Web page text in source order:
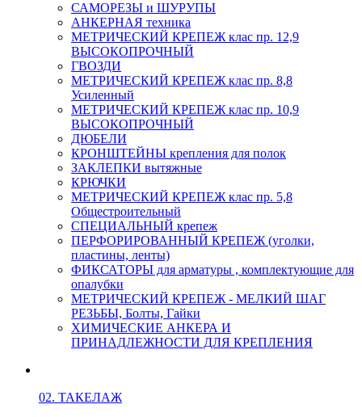
САМОРЕЗЫ и ШУРУПЫ
АНКЕРНАЯ техника
МЕТРИЧЕСКИЙ КРЕПЕЖ клас пр. 12,9
ВЫСОКОПРОЧНЫЙ
ГВОЗДИ
МЕТРИЧЕСКИЙ КРЕПЕЖ клас пр. 8,8
Усиленный
МЕТРИЧЕСКИЙ КРЕПЕЖ клас пр. 10,9
ВЫСОКОПРОЧНЫЙ
ДЮБЕЛИ
КРОНШТЕЙНЫ крепления для полок
ЗАКЛЕПКИ вытяжные
КРЮЧКИ
МЕТРИЧЕСКИЙ КРЕПЕЖ клас пр. 5,8
Общестроительный
СПЕЦИАЛЬНЫЙ крепеж
ПЕРФОРИРОВАННЫЙ КРЕПЕЖ (уголки,
пластины, ленты)
ФИКСАТОРЫ для арматуры , комплектующие для
опалубки
МЕТРИЧЕСКИЙ КРЕПЕЖ - МЕЛКИЙ ШАГ
РЕЗЬБЫ, Болты, Гайки
ХИМИЧЕСКИЕ АНКЕРА И
ПРИНАДЛЕЖНОСТИ ДЛЯ КРЕПЛЕНИЯ
02. ТАКЕЛАЖ